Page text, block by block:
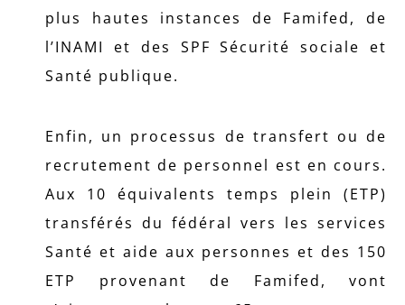
plus hautes instances de Famifed, de
l’INAMI et des SPF Sécurité sociale et
Santé publique.
Enfin, un processus de transfert ou de
recrutement de personnel est en cours.
Aux 10 équivalents temps plein (ETP)
transférés du fédéral vers les services
Santé et aide aux personnes et des 150
ETP provenant de Famifed, vont